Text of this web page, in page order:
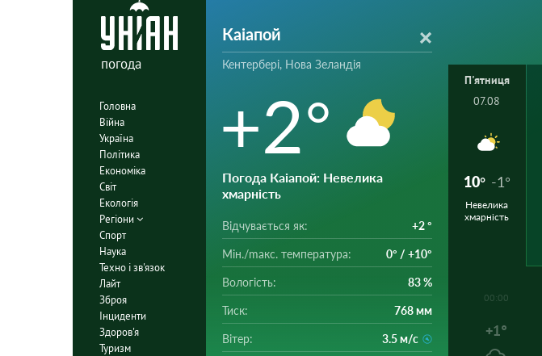
погода
Головна
Війна
Україна
Політика
Економіка
Світ
Екологія
Регіони
Спорт
Наука
Техно і зв'язок
Лайт
Зброя
Інциденти
Здоров'я
Туризм
Каіапой
Кентербері, Нова Зеландія
+2°
Погода Каіапой: Невелика
хмарність
Відчувається як: +2 °
Мін./mакс. температура: 0° / +10°
Вологість: 83 %
Тиск: 768 мм
Вітер: 3.5 м/с
П'ятниця
07.08
10° -1°
Невелика
хмарність
00:00
+1°